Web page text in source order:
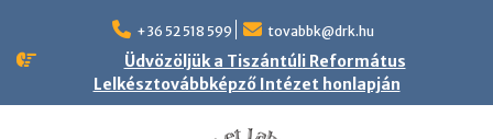
content
+36 52 518 599 tovabbk@drk.hu
Üdvözöljük a Tiszántúli Református
Lelkésztovábbképző Intézet honlapján